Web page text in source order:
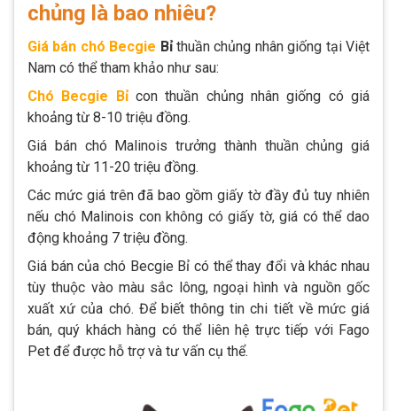
chủng là bao nhiêu?
Giá bán chó Becgie Bỉthuần chủng nhân giống tại Việt
Nam có thể tham khảo như sau:
Chó Becgie Bỉcon thuần chủng nhân giống có giá
khoảng từ 8-10 triệu đồng.
Giá bán chó Malinois trưởng thành thuần chủng giá
khoảng từ 11-20 triệu đồng.
Các mức giá trên đã bao gồm giấy tờ đầy đủ tuy nhiên
nếu chó Malinois con không có giấy tờ, giá có thể dao
động khoảng 7 triệu đồng.
Giá bán của chó Becgie Bỉ có thể thay đổi và khác nhau
tùy thuộc vào màu sắc lông, ngoại hình và nguồn gốc
xuất xứ của chó. Để biết thông tin chi tiết về mức giá
bán, quý khách hàng có thể liên hệ trực tiếp với Fago
Pet để được hỗ trợ và tư vấn cụ thể.